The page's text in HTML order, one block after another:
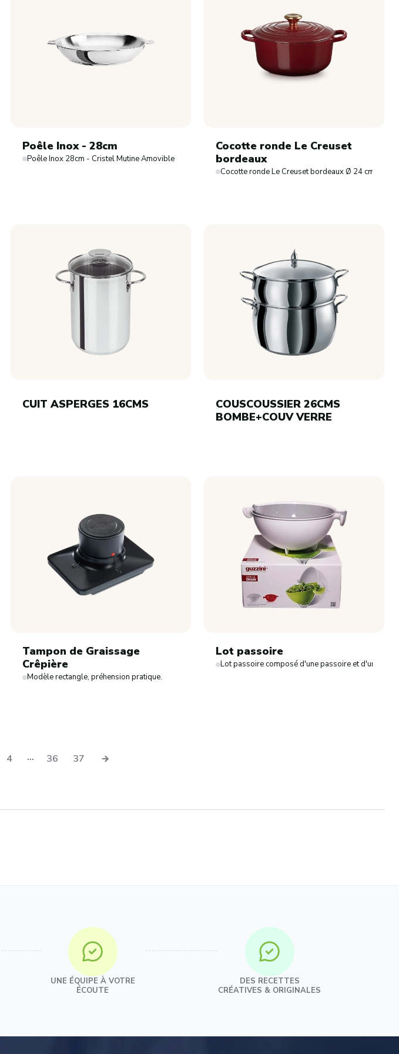
Poêle Inox - 28cm
Poêle Inox 28cm - Cristel Mutine Amovible
Cocotte ronde Le Creuset
bordeaux
Cocotte ronde Le Creuset bordeaux Ø 24 cm
Volcanique
CUIT ASPERGES 16CMS
COUSCOUSSIER 26CMS
BOMBE+COUV VERRE
Tampon de Graissage
Crêpière
Modèle rectangle, préhension pratique.
Lot passoire
Lot passoire composé d'une passoire et d'un bol
4 ... 36 37
UNE ÉQUIPE À VOTRE
ÉCOUTE
DES RECETTES
CRÉATIVES & ORIGINALES